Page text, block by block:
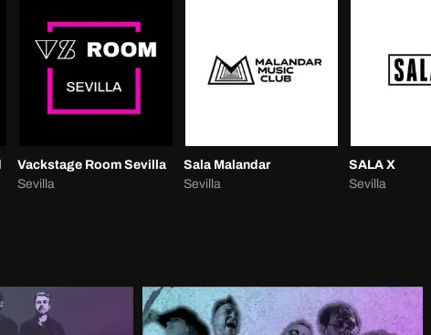
Vackstage Room Sevilla
Sevilla
Sala Malandar
Sevilla
SALA X
Sevilla